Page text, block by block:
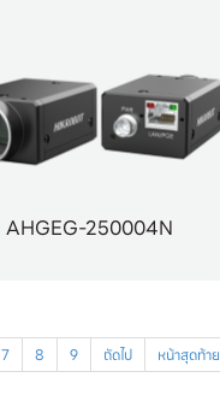
AHGEG-250004N
7 8 9 ถัดไป หน้าสุดท้าย